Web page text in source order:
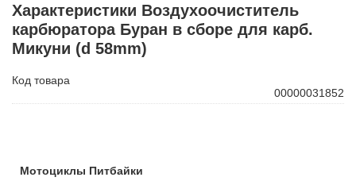
Мотоциклы Питбайки
Характеристики Воздухоочиститель
карбюратора Буран в сборе для карб.
Микуни (d 58mm)
Код товара
00000031852